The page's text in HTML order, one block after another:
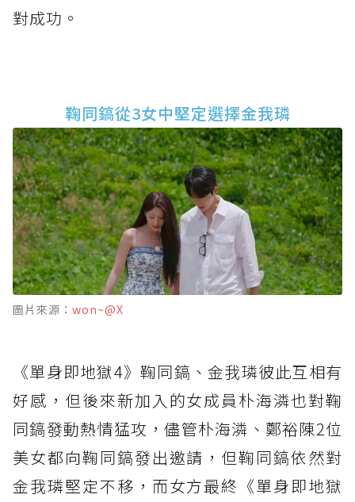
對成功。
鞠同鎬從3女中堅定選擇金我璘
圖片來源： won~@X
《單身即地獄4》鞠同鎬、金我璘彼此互相有
好感，但後來新加入的女成員朴海潾也對鞠
同鎬發動熱情猛攻，儘管朴海潾、鄭裕陳2位
美女都向鞠同鎬發出邀請，但鞠同鎬依然對
金我璘堅定不移，而女方最終《單身即地獄